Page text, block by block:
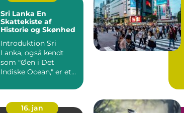
Sri Lanka En
Skattekiste af
Historie og Skønhed
Introduktion Sri
Lanka, også kendt
som "Øen i Det
Indiske Ocean," er et
storslået na...
16. jan